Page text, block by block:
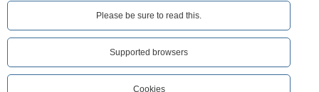
Please be sure to read this.‎
Supported browsers
Cookies